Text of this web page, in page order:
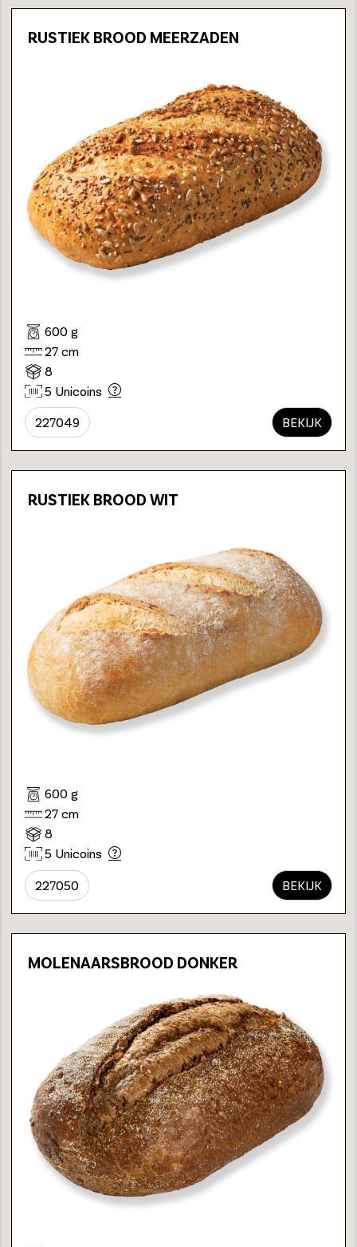
RUSTIEK BROOD MEERZADEN
600 g
27 cm
8
5 Unicoins
227049 BEKIJK
RUSTIEK BROOD WIT
600 g
27 cm
8
5 Unicoins
227050 BEKIJK
MOLENAARSBROOD DONKER